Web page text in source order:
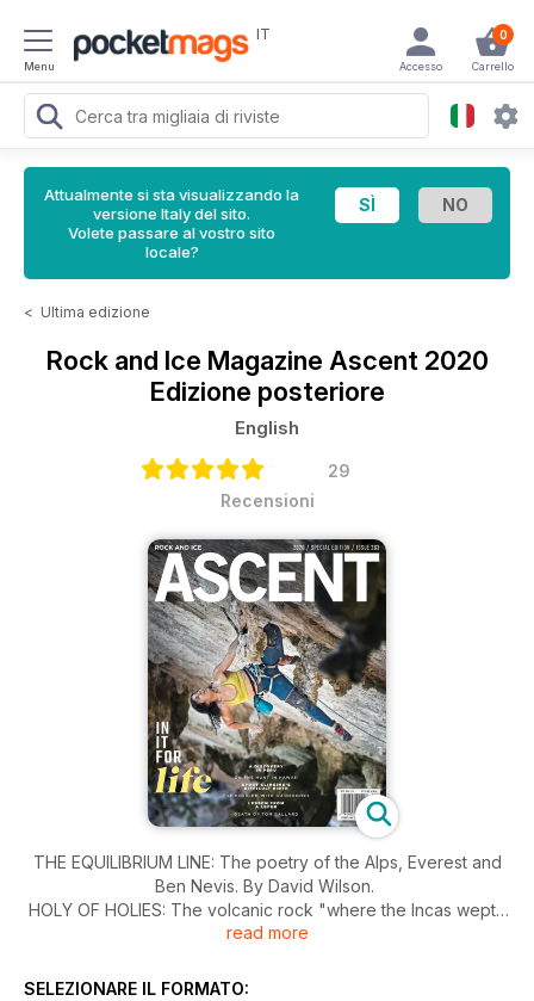
Menu
IT 0
Carrello
Accesso
Attualmente si sta visualizzando la
versione Italy del sito.
Volete passare al vostro sito
locale?
< Ultima edizione
Rock and Ice Magazine Ascent 2020
Edizione posteriore
English
29
Recensioni
THE EQUILIBRIUM LINE: The poetry of the Alps, Everest and
Ben Nevis. By David Wilson.
HOLY OF HOLIES: The volcanic rock "where the Incas wept".
By Jan Novak.
Andes. Text by Josh Larson. Photos by Jan Novak.
read more
SELEZIONARE IL FORMATO: